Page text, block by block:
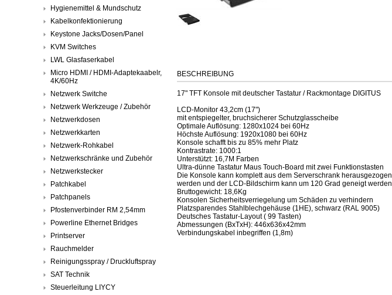
Hygienemittel & Mundschutz
Kabelkonfektionierung
Keystone Jacks/Dosen/Panel
KVM Switches
LWL Glasfaserkabel
Micro HDMI / HDMI-Adaptekaabelr,
4K/60Hz
Netzwerk Switche
Netzwerk Werkzeuge / Zubehör
Netzwerkdosen
Netzwerkkarten
Netzwerk-Rohkabel
Netzwerkschränke und Zubehör
Netzwerkstecker
Patchkabel
Patchpanels
Pfostenverbinder RM 2,54mm
Powerline Ethernet Bridges
Printserver
Rauchmelder
Reinigungsspray / Druckluftspray
SAT Technik
Steuerleitung LIYCY
BESCHREIBUNG
17" TFT Konsole mit deutscher Tastatur / Rackmontage DIGITUS
LCD-Monitor 43,2cm (17")
mit entspiegelter, bruchsicherer Schutzglasscheibe
Optimale Auflösung: 1280x1024 bei 60Hz
Höchste Auflösung: 1920x1080 bei 60Hz
Konsole schafft bis zu 85% mehr Platz
Kontrastrate: 1000:1
Unterstützt: 16,7M Farben
Ultra-dünne Tastatur Maus Touch-Board mit zwei Funktionstasten
Die Konsole kann komplett aus dem Serverschrank herausgezogen
werden und der LCD-Bildschirm kann um 120 Grad geneigt werden
Bruttogewicht: 18,6Kg
Konsolen Sicherheitsverriegelung um Schäden zu verhindern
Platzsparendes Stahlblechgehäuse (1HE), schwarz (RAL 9005)
Deutsches Tastatur-Layout ( 99 Tasten)
Abmessungen (BxTxH): 446x636x42mm
Verbindungskabel inbegriffen (1,8m)